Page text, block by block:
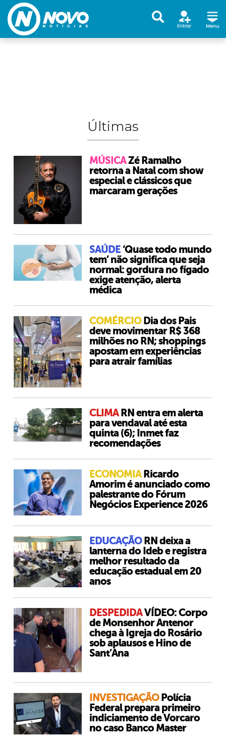
Últimas
MÚSICAZé Ramalho
retorna a Natal com show
especial e clássicos que
marcaram gerações
SAÚDE‘Quase todo mundo
tem’ não significa que seja
normal: gordura no fígado
exige atenção, alerta
médica
COMÉRCIO Dia dos Pais
deve movimentar R$ 368
milhões no RN; shoppings
apostam em experiências
para atrair famílias
CLIMA RN entra em alerta
para vendaval até esta
quinta (6); Inmet faz
recomendações
ECONOMIA Ricardo
Amorim é anunciado como
palestrante do Fórum
Negócios Experience 2026
EDUCAÇÃO RN deixa a
lanterna do Ideb e registra
melhor resultado da
educação estadual em 20
anos
DESPEDIDAVÍDEO: Corpo
de Monsenhor Antenor
chega à Igreja do Rosário
sob aplausos e Hino de
Sant’Ana
INVESTIGAÇÃO Polícia
Federal prepara primeiro
indiciamento de Vorcaro
no caso Banco Master